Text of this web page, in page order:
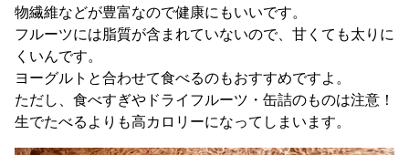
物繊維などが豊富なので健康にもいいです。
フルーツには脂質が含まれていないので、甘くても太りに
くいんです。
ヨーグルトと合わせて食べるのもおすすめですよ。
ただし、食べすぎやドライフルーツ・缶詰のものは注意！
生でたべるよりも高カロリーになってしまいます。